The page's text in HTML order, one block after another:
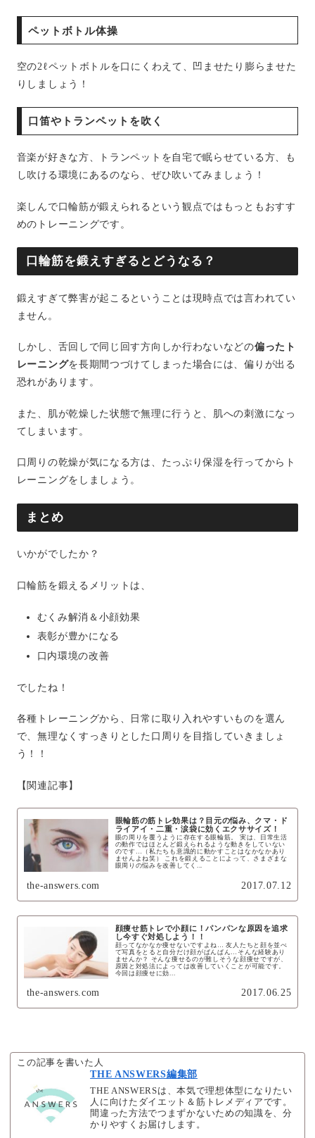
ペットボトル体操
空の2ℓペットボトルを口にくわえて、凹ませたり膨らませた
りしましょう！
口笛やトランペットを吹く
音楽が好きな方、トランペットを自宅で眠らせている方、も
し吹ける環境にあるのなら、ぜひ吹いてみましょう！
楽しんで口輪筋が鍛えられるという観点ではもっともおすす
めのトレーニングです。
口輪筋を鍛えすぎるとどうなる？
鍛えすぎて弊害が起こるということは現時点では言われてい
ません。
しかし、舌回しで同じ回す方向しか行わないなどの偏ったト
レーニングを長期間つづけてしまった場合には、偏りが出る
恐れがあります。
また、肌が乾燥した状態で無理に行うと、肌への刺激になっ
てしまいます。
口周りの乾燥が気になる方は、たっぷり保湿を行ってからト
レーニングをしましょう。
まとめ
いかがでしたか？
口輪筋を鍛えるメリットは、
むくみ解消＆小顔効果
表彰が豊かになる
口内環境の改善
でしたね！
各種トレーニングから、日常に取り入れやすいものを選ん
で、無理なくすっきりとした口周りを目指していきましょ
う！！
【関連記事】
眼輪筋の筋トレ効果は？目元の悩み、クマ・ド
ライアイ・二重・涙袋に効くエクササイズ！
眼の周りを覆うように存在する眼輪筋。 実は、日常生活
の動作ではほとんど鍛えられるような動きをしていない
のです…（私たちも意識的に動かすことはなかなかあり
ませんよね笑） これを鍛えることによって、さまざまな
眼周りの悩みを改善してく...
the-answers.com 2017.07.12
顔痩せ筋トレで小顔に！パンパンな原因を追求
し今すぐ対処しよう！！
顔ってなかなか痩せないですよね… 友人たちと顔を並べ
て写真をとると自分だけ顔がぱんぱん…そんな経験あり
ませんか？ そんな痩せるのが難しそうな顔痩せですが、
原因と対処法によっては改善していくことが可能です。
今回は顔痩せに効...
the-answers.com 2017.06.25
この記事を書いた人
THE ANSWERS編集部
THE ANSWERSは、本気で理想体型になりたい
人に向けたダイエット＆筋トレメディアです。
間違った方法でつまずかないための知識を、分
かりやすくお届けします。